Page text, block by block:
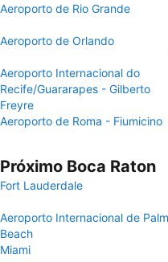
Aeroporto de Rio Grande
Aeroporto de Orlando
Aeroporto Internacional do
Recife/Guararapes - Gilberto
Freyre
Aeroporto de Roma - Fiumicino
Próximo Boca Raton
Fort Lauderdale
Aeroporto Internacional de Palm
Beach
Miami